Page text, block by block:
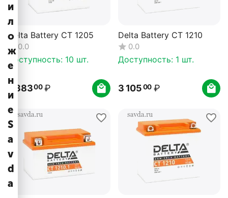
Delta Battery CT 1205
0.0
Доступность: 10 шт.
2 38300 ₽
Delta Battery CT 1210
0.0
Доступность: 1 шт.
3 10500 ₽
и
л
о
ж
е
н
и
е
S
a
v
d
a